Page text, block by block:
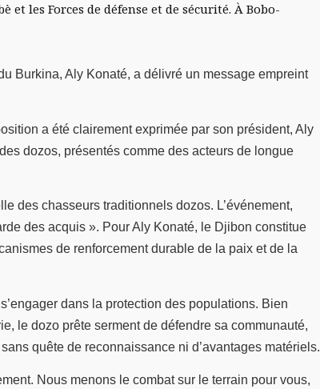
les Forces de défense et de sécurité. À Bobo-
Burkina, Aly Konaté, a délivré un message empreint
a été clairement exprimée par son président, Aly
dozos, présentés comme des acteurs de longue
des chasseurs traditionnels dozos. L’événement,
des acquis ». Pour Aly Konaté, le Djibon constitue
de renforcement durable de la paix et de la
dans la protection des populations. Bien
le dozo prête serment de défendre sa communauté,
quête de reconnaissance ni d’avantages matériels.
Nous menons le combat sur le terrain pour vous,